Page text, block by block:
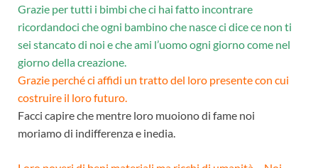
Grazie per tutti i bimbi che ci hai fatto incontrare
ricordandoci che ogni bambino che nasce ci dice ce non ti
sei stancato di noi e che ami l’uomo ogni giorno come nel
giorno della creazione.
Grazie perché ci affidi un tratto del loro presente con cui
costruire il loro futuro.
Facci capire che mentre loro muoiono di fame noi
moriamo di indifferenza e inedia.